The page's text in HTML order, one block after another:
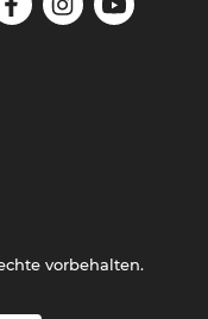
vorbehalten.